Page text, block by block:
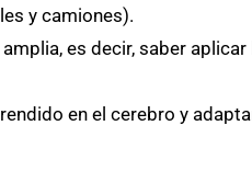
y camiones).
es decir, saber
en el cerebro y